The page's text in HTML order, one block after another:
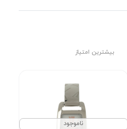
بیشترین امتیاز
ناموجود